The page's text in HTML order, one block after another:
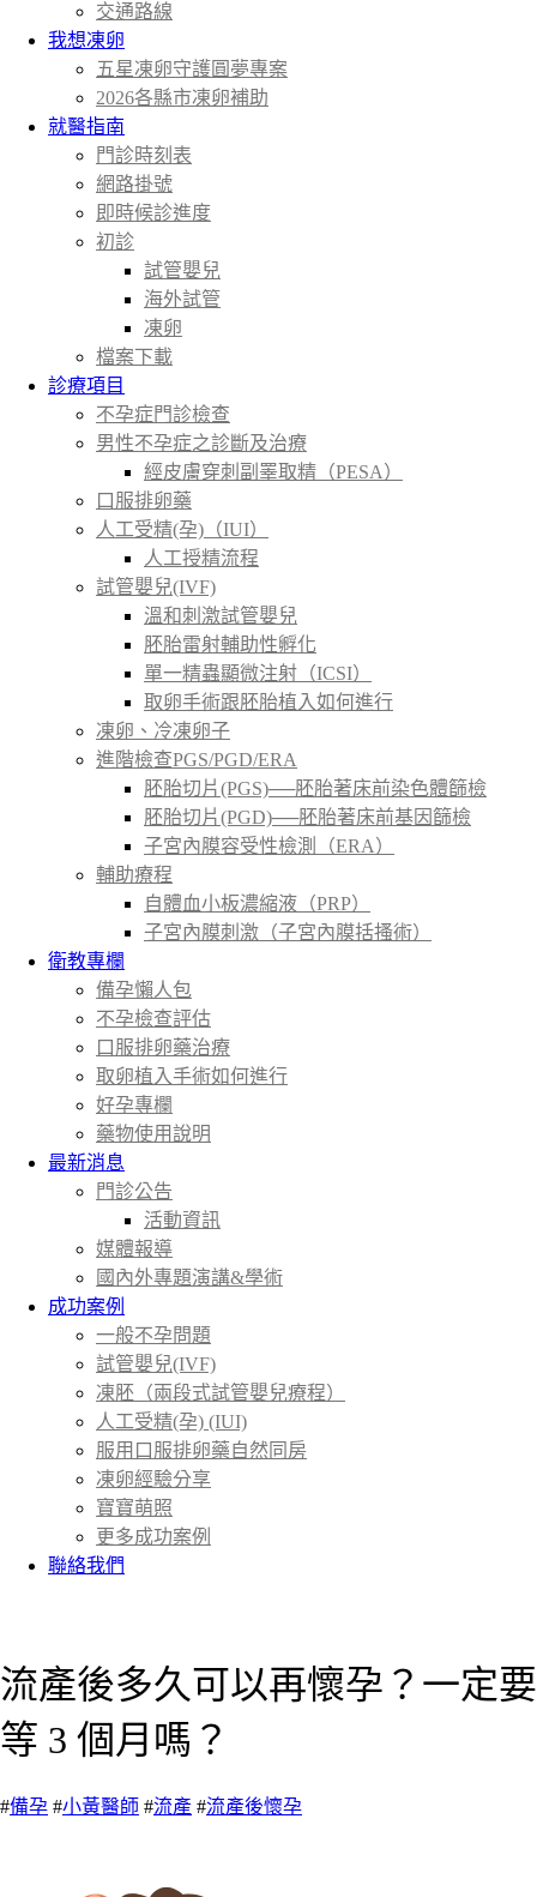
交通路線
我想凍卵
五星凍卵守護圓夢專案
2026各縣市凍卵補助
就醫指南
門診時刻表
網路掛號
即時候診進度
初診
試管嬰兒
海外試管
凍卵
檔案下載
診療項目
不孕症門診檢查
男性不孕症之診斷及治療
經皮膚穿刺副睪取精（PESA）
口服排卵藥
人工受精(孕)（IUI）
人工授精流程
試管嬰兒(IVF)
溫和刺激試管嬰兒
胚胎雷射輔助性孵化
單一精蟲顯微注射（ICSI）
取卵手術跟胚胎植入如何進行
凍卵、冷凍卵子
進階檢查PGS/PGD/ERA
胚胎切片(PGS)──胚胎著床前染色體篩檢
胚胎切片(PGD)──胚胎著床前基因篩檢
子宮內膜容受性檢測（ERA）
輔助療程
自體血小板濃縮液（PRP）
子宮內膜刺激（子宮內膜括搔術）
衛教專欄
備孕懶人包
不孕檢查評估
口服排卵藥治療
取卵植入手術如何進行
好孕專欄
藥物使用說明
最新消息
門診公告
活動資訊
媒體報導
國內外專題演講&學術
成功案例
一般不孕問題
試管嬰兒(IVF)
凍胚（兩段式試管嬰兒療程）
人工受精(孕) (IUI)
服用口服排卵藥自然同房
凍卵經驗分享
寶寶萌照
更多成功案例
聯絡我們
流產後多久可以再懷孕？一定要
等 3 個月嗎？
#備孕 #小黃醫師 #流產 #流產後懷孕